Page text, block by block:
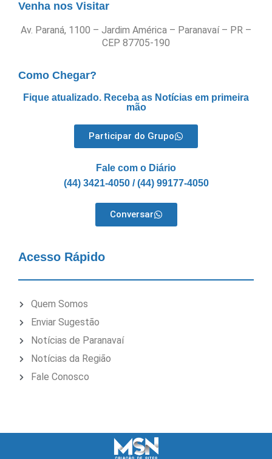
Venha nos Visitar
Av. Paraná, 1100 – Jardim América – Paranavaí – PR –
CEP 87705-190
Como Chegar?
Fique atualizado. Receba as Notícias em primeira
mão
Participar do Grupo
Fale com o Diário
(44) 3421-4050 / (44) 99177-4050
Conversar
Acesso Rápido
Quem Somos
Enviar Sugestão
Notícias de Paranavaí
Notícias da Região
Fale Conosco